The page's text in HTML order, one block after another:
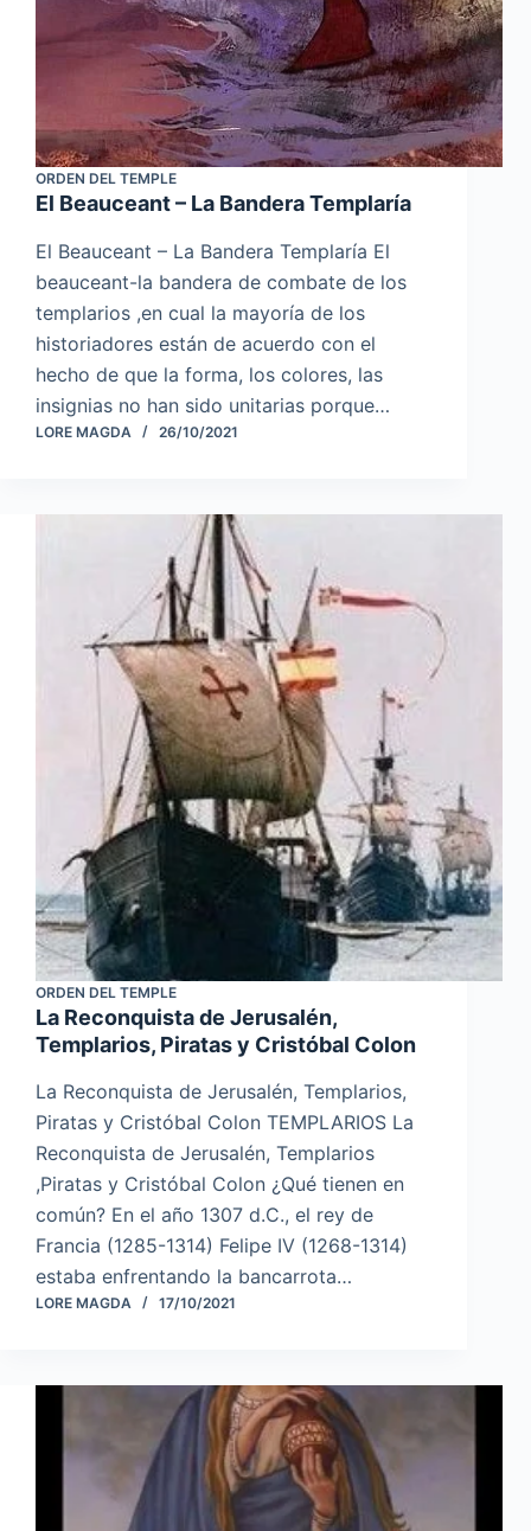
ORDEN DEL TEMPLE
El Beauceant – La Bandera Templaría
El Beauceant – La Bandera Templaría El
beauceant-la bandera de combate de los
templarios ,en cual la mayoría de los
historiadores están de acuerdo con el
hecho de que la forma, los colores, las
insignias no han sido unitarias porque…
LORE MAGDA 26/10/2021
ORDEN DEL TEMPLE
La Reconquista de Jerusalén,
Templarios, Piratas y Cristóbal Colon
La Reconquista de Jerusalén, Templarios,
Piratas y Cristóbal Colon TEMPLARIOS La
Reconquista de Jerusalén, Templarios
,Piratas y Cristóbal Colon ¿Qué tienen en
común? En el año 1307 d.C., el rey de
Francia (1285-1314) Felipe IV (1268-1314)
estaba enfrentando la bancarrota…
LORE MAGDA 17/10/2021